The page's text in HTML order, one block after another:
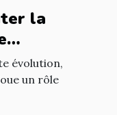
la
évolution,
un rôle